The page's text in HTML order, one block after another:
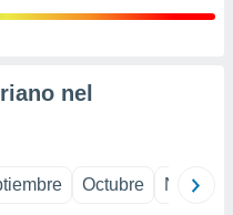
nel
Octubre